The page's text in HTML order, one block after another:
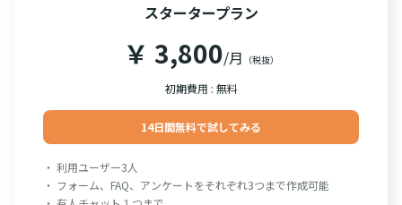
スタータープラン
￥ 3,800/月 （税抜）
初期費用 : 無料
14日間無料で試してみる
・ 利用ユーザー3人
・ フォーム、FAQ、アンケートをそれぞれ3つまで作成可能